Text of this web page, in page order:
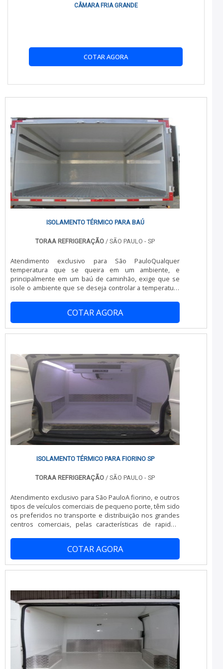
Sim, você pode adquirir nossos produtos pelo site da
e agendar a instalação com nossa equipe.
refrigeração, diminuindo o consumo de combustível.
O ISOLAMENTO TÉRMICO EM IVECO É CARO?
Nossas soluções são competitivas e oferecem um excelente
retorno sobre o investimento devido à economia de energia e
QUAL É O PROCESSO DE INSTALAÇÃO?
Nossa equipe realiza uma análise do veículo e instala o
sistema de acordo com as especificações necessárias para
CÂMARA FRIA GRANDE
COTAR AGORA
ISOLAMENTO TÉRMICO PARA BAÚ
TORAA REFRIGERAÇÃO / SÃO PAULO - SP
Atendimento exclusivo para São PauloQualquer
temperatura que se queira em um ambiente, e
principalmente em um baú de caminhão, exige que se
isole o ambiente que se deseja controlar a temperatura
de isolantes térmicos, que são materiais que tem
capacidade de baixa de condutividade térmica. Um bom
isolamento térmico para baú, tem que levar em
consideração o uso que se destina. DETALHE...
COTAR AGORA
ISOLAMENTO TÉRMICO PARA FIORINO SP
TORAA REFRIGERAÇÃO / SÃO PAULO - SP
Atendimento exclusivo para São PauloA fiorino, e outros
tipos de veículos comerciais de pequeno porte, têm sido
os preferidos no transporte e distribuição nos grandes
centros comerciais, pelas características de rapidez,
maiores cidades. Para que possa ser utilizado com
produtos que necessitam de um espaço podendo ser
resfriado, refrigerado ou congelado, tem se buscado
cada vez mais o...
COTAR AGORA